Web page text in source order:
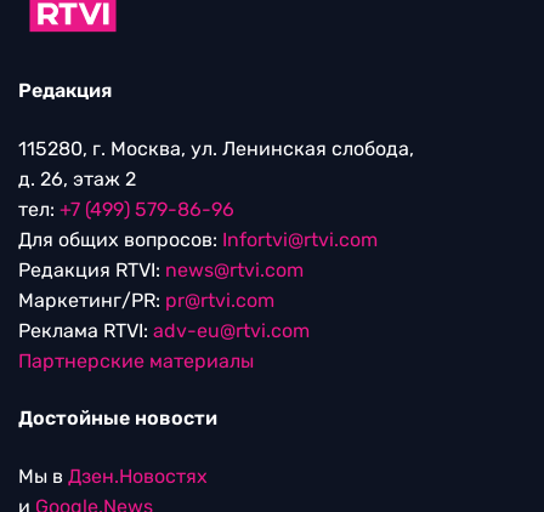
Редакция
115280, г. Москва, ул. Ленинская слобода,
д. 26, этаж 2
тел: +7 (499) 579-86-96
Для общих вопросов: Infortvi@rtvi.com
Редакция RTVI: news@rtvi.com
Маркетинг/PR: pr@rtvi.com
Реклама RTVI: adv-eu@rtvi.com
Партнерские материалы
Достойные новости
Мы в Дзен.Новостях
и Google.News